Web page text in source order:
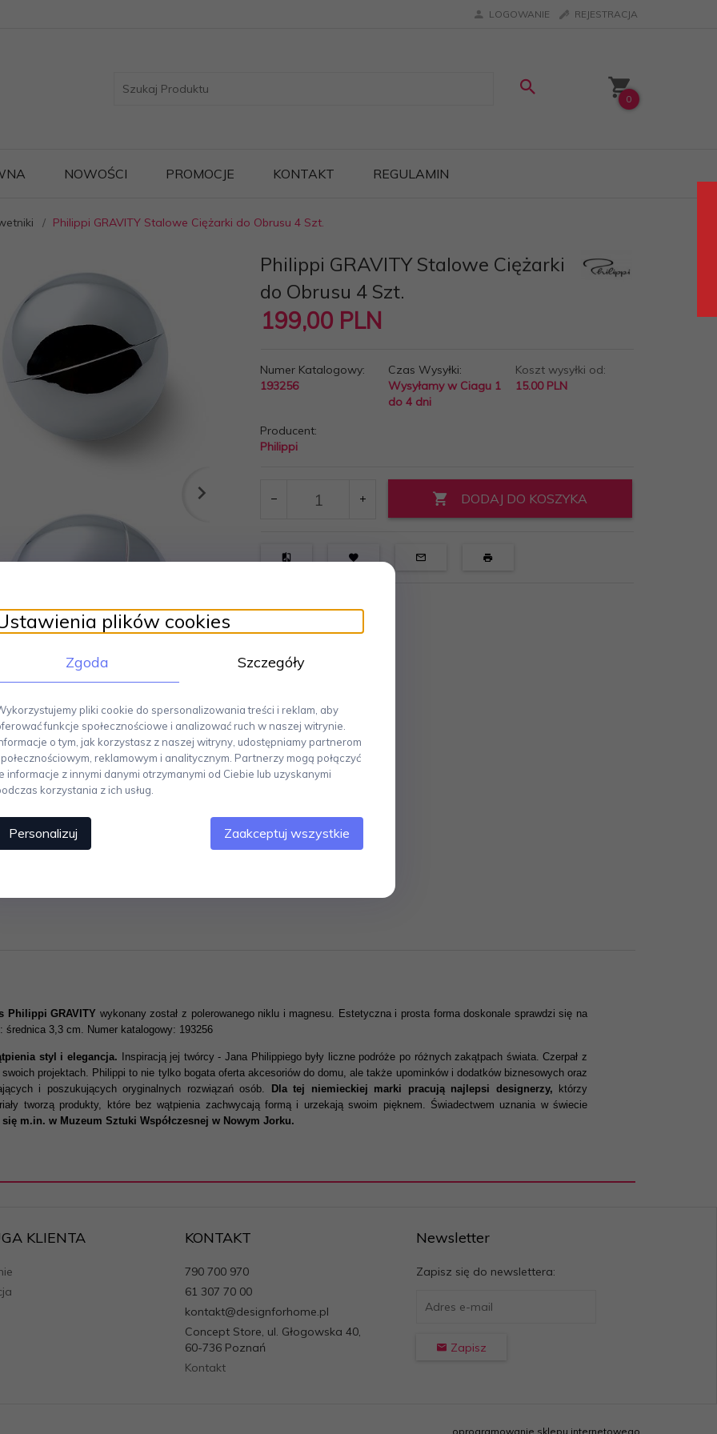
LOGOWANIE REJESTRACJA
0
NOWOŚCI PROMOCJE KONTAKT REGULAMIN
Philippi GRAVITY Stalowe Ciężarki do Obrusu 4 Szt.
Philippi GRAVITY Stalowe Ciężarki
do Obrusu 4 Szt.
199,00 PLN
Numer Katalogowy:
193256
Czas Wysyłki:
Wysyłamy w Ciagu 1
do 4 dni
Koszt wysyłki od:
15.00 PLN
Producent:
Philippi
DODAJ DO KOSZYKA
Philippi GRAVITY wykonany został z polerowanego niklu i magnesu. Estetyczna i prosta forma doskonale sprawdzi się na
3,3 cm. Numer katalogowy: 193256
styl i elegancja. Inspiracją jej twórcy - Jana Philippiego były liczne podróże po różnych zakątpach świata. Czerpał z
projektach. Philippi to nie tylko bogata oferta akcesoriów do domu, ale także upominków i dodatków biznesowych oraz
i poszukujących oryginalnych rozwiązań osób.
Dla tej niemieckiej marki pracują najlepsi designerzy, którzy
tworzą produkty, które bez wątpienia zachwycają formą i urzekają swoim pięknem. Świadectwem uznania w świecie
m.in. w Muzeum Sztuki Współczesnej w Nowym Jorku.
KLIENTA KONTAKT
790 700 970
61 307 70 00
kontakt@designforhome.pl
Concept Store, ul. Głogowska 40,
60-736 Poznań
Kontakt
Newsletter
Zapisz się do newslettera:
Zapisz
oprogramowanie sklepu internetowego
plików cookies
Zgoda Szczegóły
pliki cookie do spersonalizowania treści i reklam, aby
funkcje społecznościowe i analizować ruch w naszej witrynie.
o tym, jak korzystasz z naszej witryny, udostępniamy partnerom
reklamowym i analitycznym. Partnerzy mogą połączyć
informacje z innymi danymi otrzymanymi od Ciebie lub uzyskanymi
korzystania z ich usług.
Personalizuj Zaakceptuj wszystkie